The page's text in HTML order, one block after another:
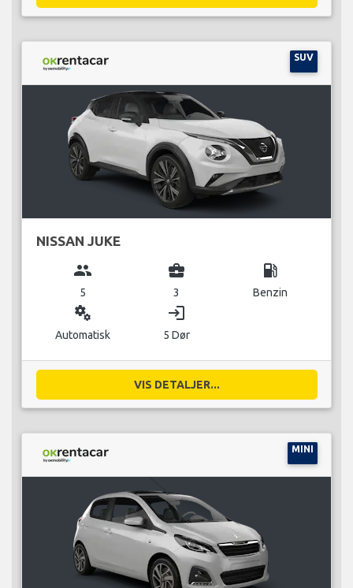
SUV
NISSAN JUKE
group
5
business_center
3
local_gas_station
Benzin
miscellaneous_services
Automatisk
login
5 Dør
VIS DETALJER...
MINI